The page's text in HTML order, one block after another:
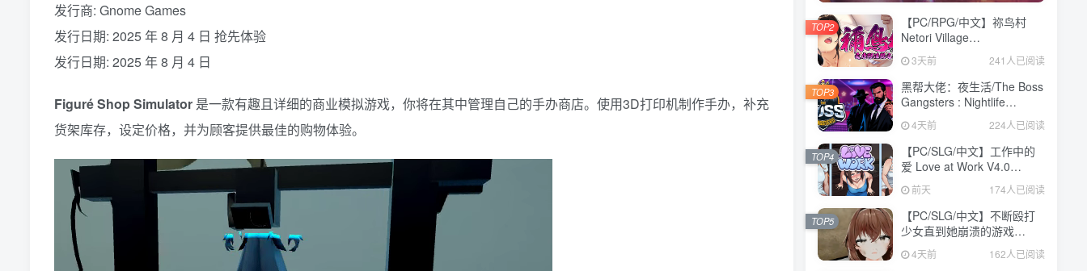
发行商: Gnome Games
发行日期: 2025 年 8 月 4 日 抢先体验
发行日期: 2025 年 8 月 4 日
Figuré Shop Simulator 是一款有趣且详细的商业模拟游戏，你将在其中管理自己的手办商店。使用3D打印机制作手办，补充
货架库存，设定价格，并为顾客提供最佳的购物体验。
【PC/RPG/中文】祢鸟村
Netori Village
Build.24194835 STEAM官
方中文版【540MB】
3天前 241人已阅读
TOP2
黑帮大佬：夜生活/The Boss
Gangsters : Nightlife
Build.21376939|模拟经营|容
量8.4GB|免安装绿色中文版
4天前 224人已阅读
TOP3
【PC/SLG/中文】工作中的
爱 Love at Work V4.0
STEAM官方中文版
【3.1GB】
前天 174人已阅读
TOP4
【PC/SLG/中文】不断殴打
少女直到她崩溃的游戏
V1.0.0 汉化版【473MB】
4天前 162人已阅读
TOP5